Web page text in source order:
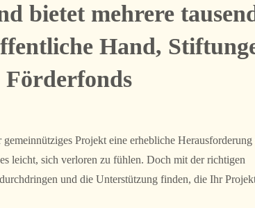
bietet mehrere
Hand,
Projekt eine erhebliche Herausforderung
leicht, sich verloren zu fühlen. Doch mit der richtigen
und die Unterstützung finden, die Ihr